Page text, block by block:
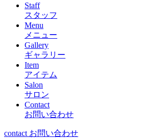
Staff
スタッフ
Menu
メニュー
Gallery
ギャラリー
Item
アイテム
Salon
サロン
Contact
お問い合わせ
contact お問い合わせ